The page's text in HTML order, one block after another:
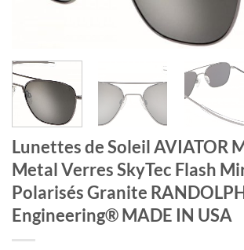
Lunettes de Soleil AVIATOR
Metal Verres SkyTec Flash
Polarisés Granite
Engineering® MADE IN USA